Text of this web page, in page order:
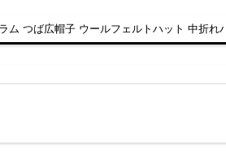
ム つば広帽子 ウールフェルトハット 中折れ